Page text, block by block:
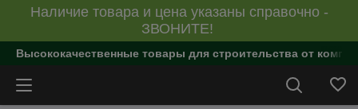
Наличие товара и цена указаны справочно -
ЗВОНИТЕ!
Высококачественные товары для строительства от